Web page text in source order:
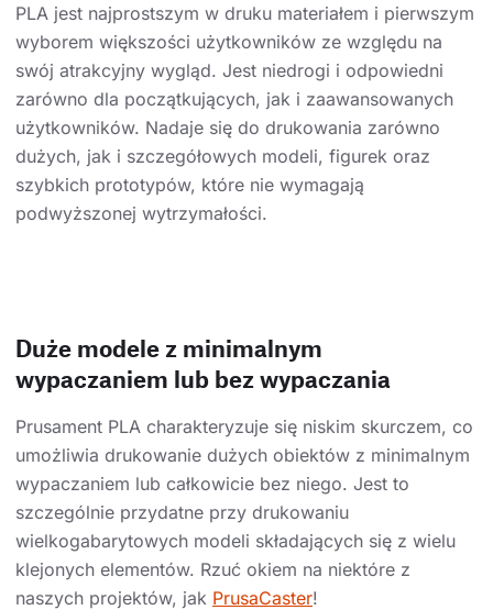
PLA jest najprostszym w druku materiałem i pierwszym
wyborem większości użytkowników ze względu na
swój atrakcyjny wygląd. Jest niedrogi i odpowiedni
zarówno dla początkujących, jak i zaawansowanych
użytkowników. Nadaje się do drukowania zarówno
dużych, jak i szczegółowych modeli, figurek oraz
szybkich prototypów, które nie wymagają
podwyższonej wytrzymałości.
Duże modele z minimalnym
wypaczaniem lub bez wypaczania
Prusament PLA charakteryzuje się niskim skurczem, co
umożliwia drukowanie dużych obiektów z minimalnym
wypaczaniem lub całkowicie bez niego. Jest to
szczególnie przydatne przy drukowaniu
wielkogabarytowych modeli składających się z wielu
klejonych elementów. Rzuć okiem na niektóre z
naszych projektów, jak PrusaCaster!